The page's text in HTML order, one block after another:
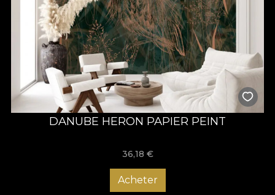
DANUBE HERON PAPIER PEINT
36,18 €
Acheter